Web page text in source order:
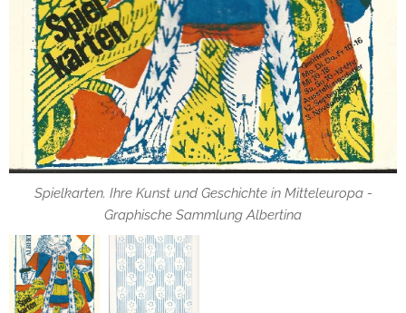
Spielkarten. Ihre Kunst und Geschichte in Mitteleuropa -
Graphische Sammlung Albertina